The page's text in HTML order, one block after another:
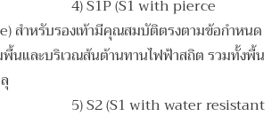
4) S1P (S1 with pierce
สำหรับรองเท้ามีคุณสมบัติตรงตามข้อกำหนด
นและบริเวณส้นต้านทานไฟฟ้าสถิต รวมทั้งพื้น
5) S2 (S1 with water resistant